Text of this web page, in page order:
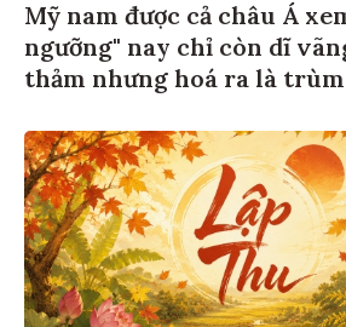
Mỹ nam được cả châu Á
ngưỡng" nay chỉ còn dĩ
thảm nhưng hoá ra là trùm